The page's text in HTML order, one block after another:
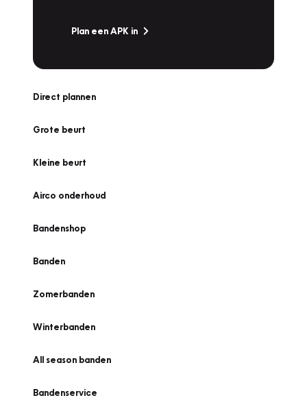
Plan een APK in
Direct plannen
Grote beurt
Kleine beurt
Airco onderhoud
Bandenshop
Banden
Zomerbanden
Winterbanden
All season banden
Bandenservice